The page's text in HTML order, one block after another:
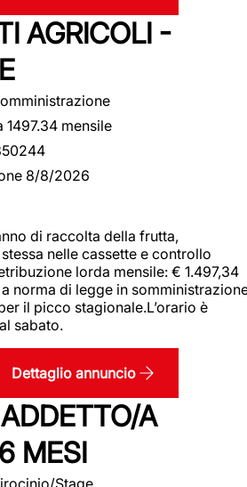
AGRICOLI -
1497.34 mensile
8/8/2026
di raccolta della frutta,
nelle cassette e controllo
lorda mensile: € 1.497,34
norma di legge in
il picco stagionale.L’orario è
sabato.
Dettaglio annuncio
A
MESI
Stage